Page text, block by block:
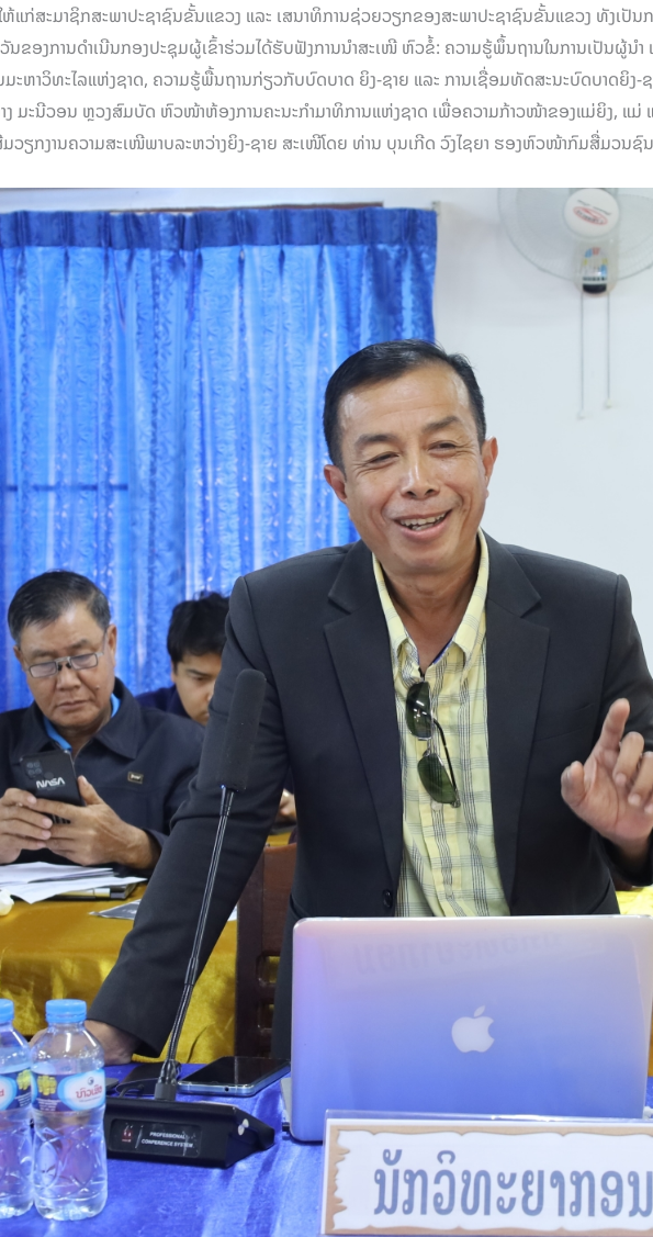
ກ່ສະມາຊິກສະພາປະຊາຊົນຂັ້ນແຂວງ ແລະ ເສນາທິການຊ່ວຍວຽກຂອງສະພາປະຊາຊົນຂັ້ນແຂວງ ທັງເປັນ
ວັນຂອງການດຳເນີນກອງປະຊຸມຜູ້ເຂົ້າຮ່ວມໄດ້ຮັບຟັງການນຳສະເໜີ ຫົວຂໍ້: ຄວາມຮູ້ພຶ້ນຖານໃນການເປັນຜູ້ນ
ຫາວິທະໄລແຫ່ງຊາດ, ຄວາມຮູ້ພື້ນຖານກ່ຽວກັບບົດບາດ ຍິງ-ຊາຍ ແລະ ການເຊື່ອມທັດສະນະບົດບາດຍິງ-ຊ
ງ ມະນີວອນ ຫຼວງສົມບັດ ຫົວໜ້າຫ້ອງການຄະນະກຳມາທິການແຫ່ງຊາດ ເພື່ອຄວາມກ້າວໜ້າຂອງແມ່ຍິງ, ແມ່
ວຽກງານຄວາມສະເໜີພາບລະຫວ່າງຍິງ-ຊາຍ ສະເໜີໂດຍ ທ່ານ ບຸນເກີດ ວົງໄຊຍາ ຮອງຫົວໜ້າກົມສື່ມວນຊົ